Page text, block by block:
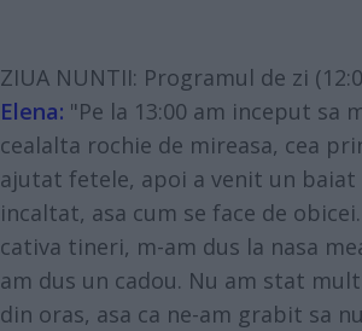
ZIUA NUNTII: Programul de zi
Elena: "Pe la 13:00 am inceput sa
cealalta rochie de mireasa, cea
ajutat fetele, apoi a venit un baiat
incaltat, asa cum se face de
cativa tineri, m-am dus la nasa
am dus un cadou. Nu am stat
din oras, asa ca ne-am grabit sa